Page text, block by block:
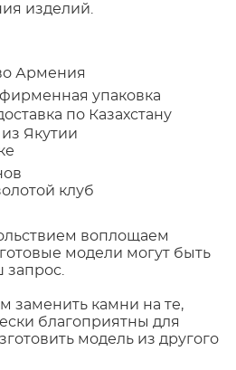
изделий.
Армения
упаковка
по Казахстану
Якутии
клуб
воплощаем
модели могут быть
заменить камни на те,
благоприятны для
модель из другого